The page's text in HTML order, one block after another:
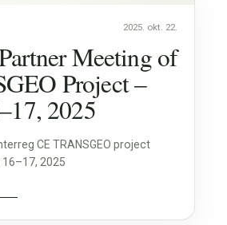
2025. okt. 22.
Meeting of
Project –
2025
CE TRANSGEO project
2025